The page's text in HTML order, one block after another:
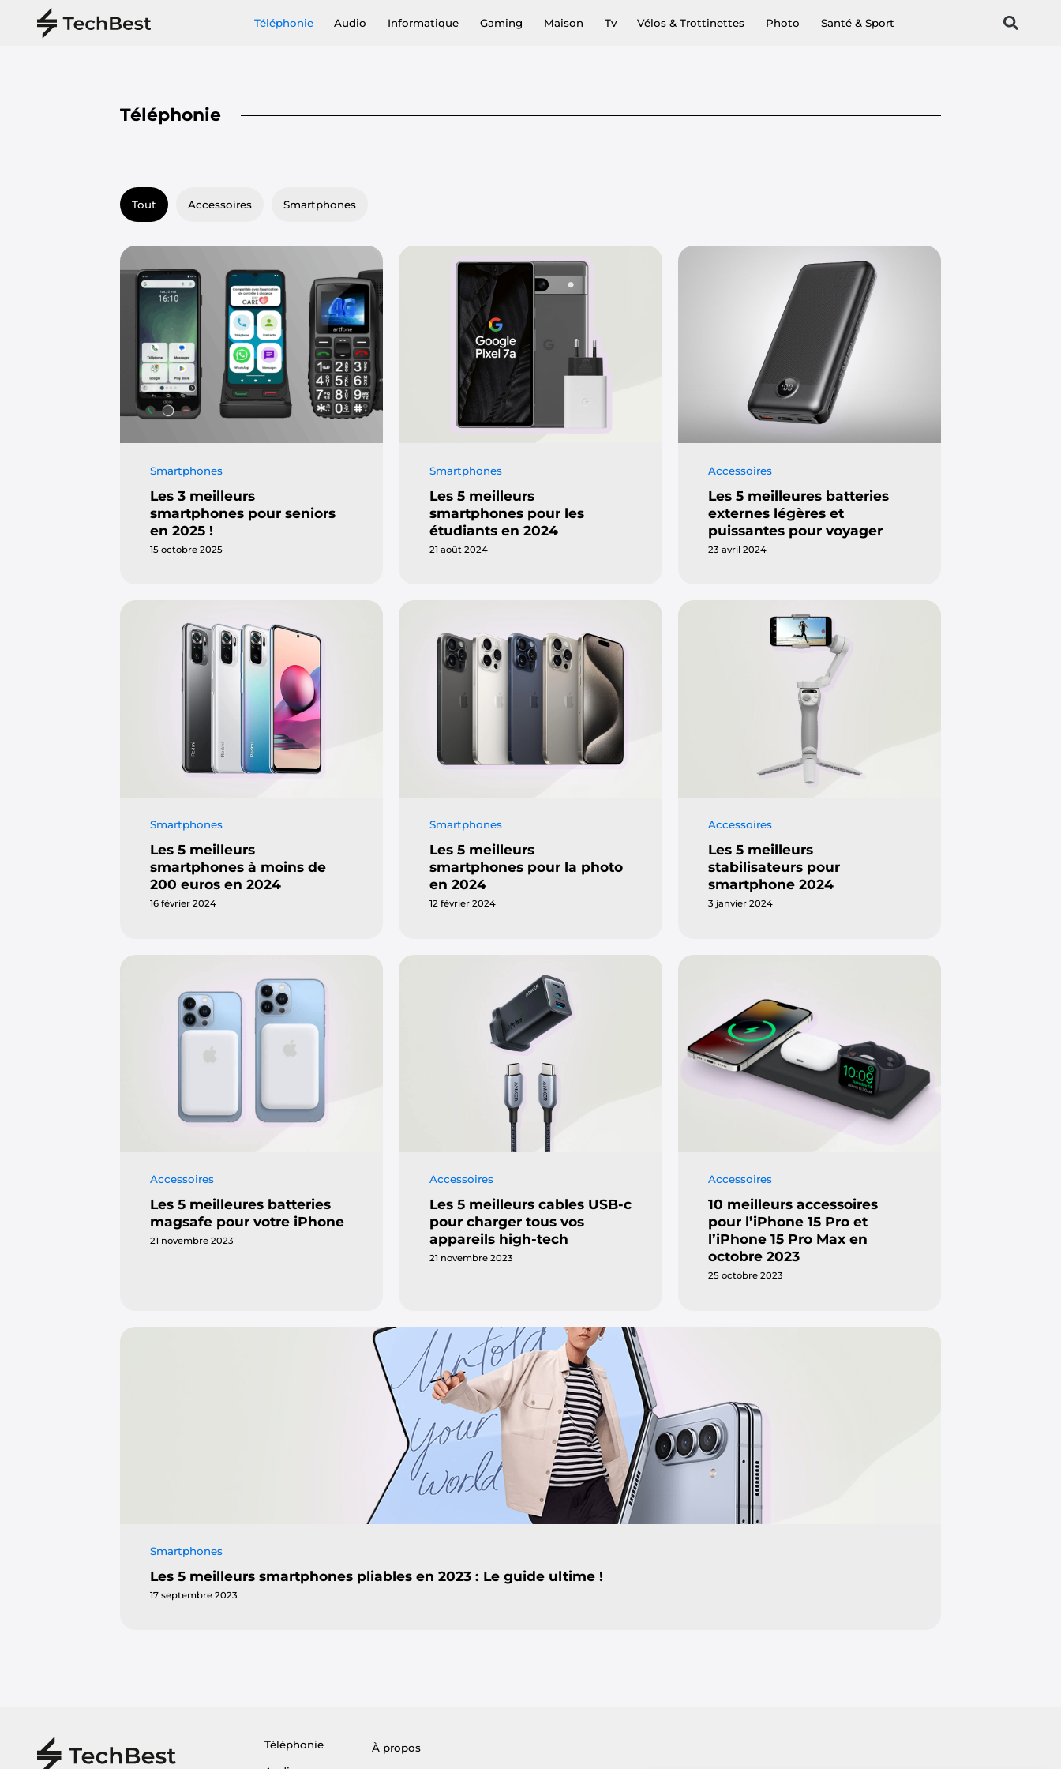
Téléphonie Audio Informatique Gaming Maison Tv Vélos & Trottinettes Photo Santé & Sport
Téléphonie
Tout Accessoires Smartphones
Smartphones
Les 3 meilleurs
smartphones pour seniors
en 2025 !
15 octobre 2025
Smartphones
Les 5 meilleurs
smartphones pour les
étudiants en 2024
21 août 2024
Accessoires
Les 5 meilleures batteries
externes légères et
puissantes pour voyager
23 avril 2024
Smartphones
Les 5 meilleurs
smartphones à moins de
200 euros en 2024
16 février 2024
Smartphones
Les 5 meilleurs
smartphones pour la photo
en 2024
12 février 2024
Accessoires
Les 5 meilleurs
stabilisateurs pour
smartphone 2024
3 janvier 2024
Accessoires
Les 5 meilleures batteries
magsafe pour votre iPhone
21 novembre 2023
Accessoires
Les 5 meilleurs cables USB-c
pour charger tous vos
appareils high-tech
21 novembre 2023
Accessoires
10 meilleurs accessoires
pour l’iPhone 15 Pro et
l’iPhone 15 Pro Max en
octobre 2023
25 octobre 2023
Smartphones
Les 5 meilleurs smartphones pliables en 2023 : Le guide ultime !
17 septembre 2023
Téléphonie À propos